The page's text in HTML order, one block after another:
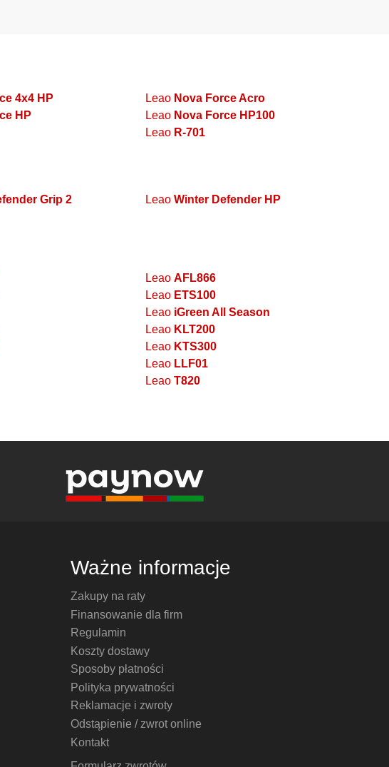
4x4 HP Leao Nova Force Acro
HP Leao Nova Force HP100
Leao R-701
Grip 2 Leao Winter Defender HP
Leao AFL866
Leao ETS100
Leao iGreen All Season
Leao KLT200
Leao KTS300
Leao LLF01
Leao T820
Ważne informacje
Zakupy na raty
Finansowanie dla firm
Regulamin
Koszty dostawy
Sposoby płatności
Polityka prywatności
Reklamacje i zwroty
Odstąpienie / zwrot online
Kontakt